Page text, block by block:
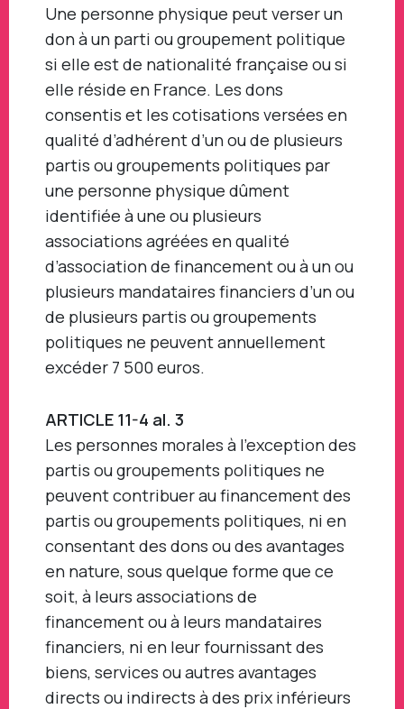
Une personne physique peut verser un
don à un parti ou groupement politique
si elle est de nationalité française ou si
elle réside en France. Les dons
consentis et les cotisations versées en
qualité d’adhérent d’un ou de plusieurs
partis ou groupements politiques par
une personne physique dûment
identifiée à une ou plusieurs
associations agréées en qualité
d’association de financement ou à un ou
plusieurs mandataires financiers d’un ou
de plusieurs partis ou groupements
politiques ne peuvent annuellement
excéder 7 500 euros.
ARTICLE 11-4 al. 3
Les personnes morales à l’exception des
partis ou groupements politiques ne
peuvent contribuer au financement des
partis ou groupements politiques, ni en
consentant des dons ou des avantages
en nature, sous quelque forme que ce
soit, à leurs associations de
financement ou à leurs mandataires
financiers, ni en leur fournissant des
biens, services ou autres avantages
directs ou indirects à des prix inférieurs